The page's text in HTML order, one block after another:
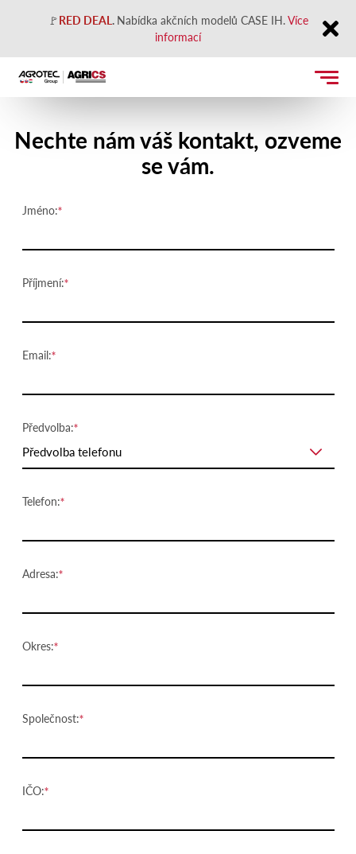
🚩RED DEAL. Nabídka akčních modelů CASE IH.Více
informací
Close
Nechte nám váš kontakt, ozveme
se vám.
Jméno:
Příjmení:
Email:
Předvolba:
Předvolba telefonu
Telefon:
Adresa:
Okres:
Společnost:
IČO: